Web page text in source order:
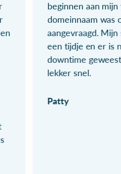
beginnen aan
domeinnaam was
aangevraagd.
een tijdje en er is
downtime
lekker snel.
Patty